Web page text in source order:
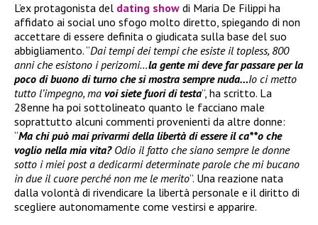
L’ex protagonista del dating show di Maria De Filippi ha
affidato ai social uno sfogo molto diretto, spiegando di non
accettare di essere definita o giudicata sulla base del suo
abbigliamento. “Dai tempi dei tempi che esiste il topless, 800
anni che esistono i perizomi…la gente mi deve far passare per la
poco di buono di turno che si mostra sempre nuda…Io ci metto
tutto l’impegno, ma voi siete fuori di testa”, ha scritto. La
28enne ha poi sottolineato quanto le facciano male
soprattutto alcuni commenti provenienti da altre donne:
“Ma chi può mai privarmi della libertà di essere il ca**o che
voglio nella mia vita? Odio il fatto che siano sempre le donne
sotto i miei post a dedicarmi determinate parole che mi bucano
in due il cuore perché non me le merito”. Una reazione nata
dalla volontà di rivendicare la libertà personale e il diritto di
scegliere autonomamente come vestirsi e apparire.